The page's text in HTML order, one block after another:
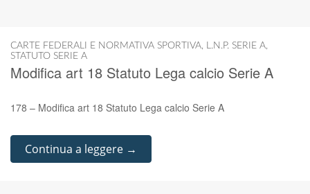
CARTE FEDERALI E NORMATIVA SPORTIVA, L.N.P. SERIE A,
STATUTO SERIE A
Modifica art 18 Statuto Lega calcio Serie A
178 – Modifica art 18 Statuto Lega calcio Serie A
Continua a leggere →